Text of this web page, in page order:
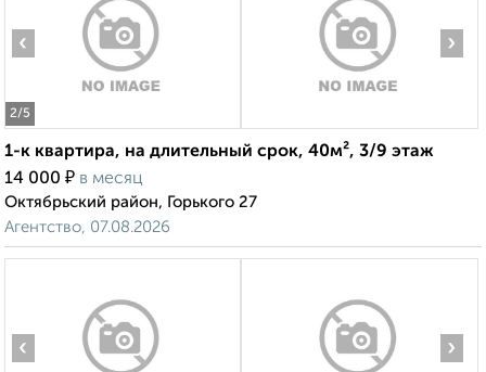
2/5
‹ ›
1-к квартира, на длительный срок, 40м², 3/9 этаж
14 000 ₽ в месяц
Октябрьский район, Горького 27
Агентство, 07.08.2026
‹ ›